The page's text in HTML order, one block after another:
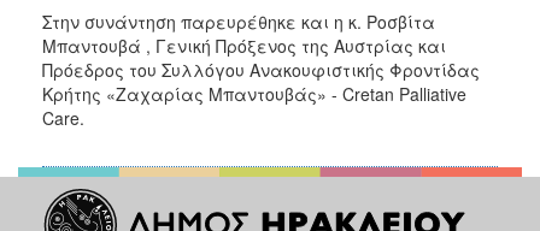
Στην συνάντηση παρευρέθηκε και η κ. Ροσβίτα
Μπαντουβά , Γενική Πρόξενος της Αυστρίας και
Πρόεδρος του Συλλόγου Ανακουφιστικής Φροντίδας
Κρήτης «Ζαχαρίας Μπαντουβάς» - Cretan Palliative
Care.